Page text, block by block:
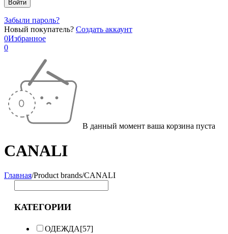
Забыли пароль?
Новый покупатель? Создать аккаунт
0Избранное
0
В данный момент ваша корзина пуста
CANALI
Главная/Product brands/CANALI
КАТЕГОРИИ
ОДЕЖДА[57]